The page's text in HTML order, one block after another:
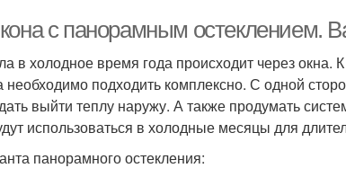
с панорамным остеклением.
в холодное время года происходит через окна.
необходимо подходить комплексно. С одной
выйти теплу наружу. А также продумать
использоваться в холодные месяцы для
панорамного остекления: